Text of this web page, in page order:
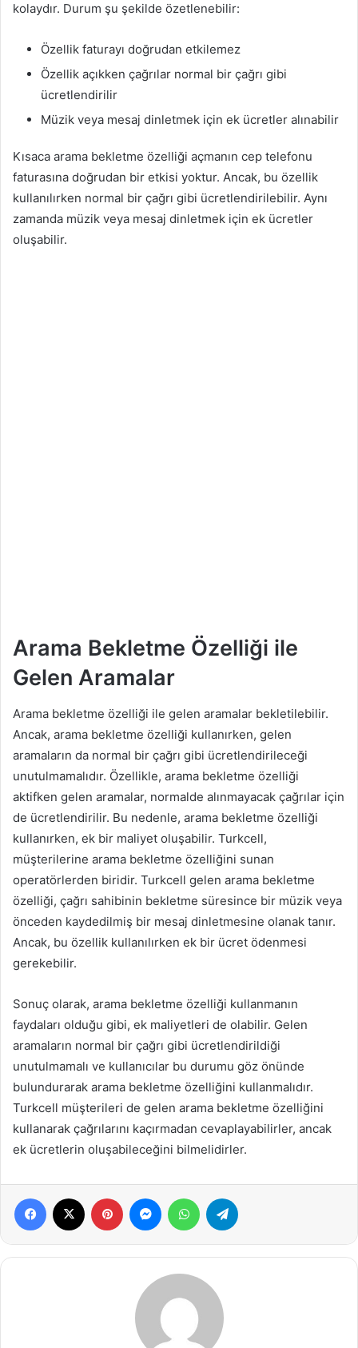
kolaydır. Durum şu şekilde özetlenebilir:
Özellik faturayı doğrudan etkilemez
Özellik açıkken çağrılar normal bir çağrı gibi
ücretlendirilir
Müzik veya mesaj dinletmek için ek ücretler alınabilir
Kısaca arama bekletme özelliği açmanın cep telefonu
faturasına doğrudan bir etkisi yoktur. Ancak, bu özellik
kullanılırken normal bir çağrı gibi ücretlendirilebilir. Aynı
zamanda müzik veya mesaj dinletmek için ek ücretler
oluşabilir.
Arama Bekletme Özelliği ile
Gelen Aramalar
Arama bekletme özelliği ile gelen aramalar bekletilebilir.
Ancak, arama bekletme özelliği kullanırken, gelen
aramaların da normal bir çağrı gibi ücretlendirileceği
unutulmamalıdır. Özellikle, arama bekletme özelliği
aktifken gelen aramalar, normalde alınmayacak çağrılar için
de ücretlendirilir. Bu nedenle, arama bekletme özelliği
kullanırken, ek bir maliyet oluşabilir. Turkcell,
müşterilerine arama bekletme özelliğini sunan
operatörlerden biridir. Turkcell gelen arama bekletme
özelliği, çağrı sahibinin bekletme süresince bir müzik veya
önceden kaydedilmiş bir mesaj dinletmesine olanak tanır.
Ancak, bu özellik kullanılırken ek bir ücret ödenmesi
gerekebilir.
Sonuç olarak, arama bekletme özelliği kullanmanın
faydaları olduğu gibi, ek maliyetleri de olabilir. Gelen
aramaların normal bir çağrı gibi ücretlendirildiği
unutulmamalı ve kullanıcılar bu durumu göz önünde
bulundurarak arama bekletme özelliğini kullanmalıdır.
Turkcell müşterileri de gelen arama bekletme özelliğini
kullanarak çağrılarını kaçırmadan cevaplayabilirler, ancak
ek ücretlerin oluşabileceğini bilmelidirler.
Facebook Pinterest MessengerWhatsApp